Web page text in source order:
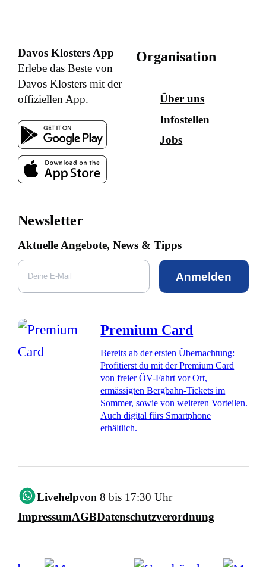
Davos Klosters App
Erlebe das Beste von
Davos Klosters mit der
offiziellen App.
Organisation
Über uns
Infostellen
Jobs
Newsletter
Aktuelle Angebote, News & Tipps
Anmelden
Premium Card
Bereits ab der ersten Übernachtung:
Profitierst du mit der Premium Card
von freier ÖV-Fahrt vor Ort,
ermässigten Bergbahn-Tickets im
Sommer, sowie von weiteren Vorteilen.
Auch digital fürs Smartphone
erhältlich.
Livehelpvon 8 bis 17:30 Uhr
ImpressumAGBDatenschutzverordnung